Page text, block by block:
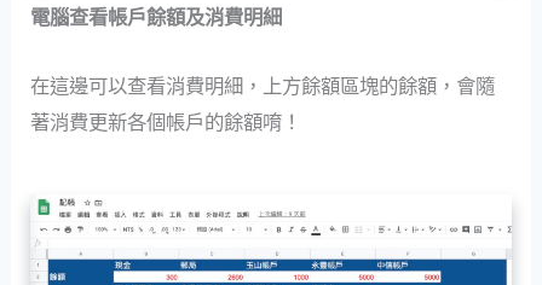
電腦查看帳戶餘額及消費明細
在這邊可以查看消費明細，上方餘額區塊的餘額，會隨
著消費更新各個帳戶的餘額唷！